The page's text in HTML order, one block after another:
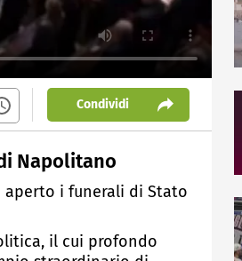
Condividi
Napolitano
aperto i funerali di Stato
il cui profondo